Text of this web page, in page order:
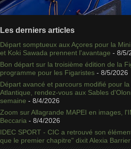
Les derniers articles
Départ somptueux aux Açores pour la
et Koki Sawada prennent l'avantage - 8/5/
Bon départ sur la troisième édition de la
programme pour les Figaristes - 8/5/2026
Départ avancé et parcours modifié pour
Atlantique, rendez-vous aux Sables
semaine - 8/4/2026
Zoom sur Allagrande MAPEI en images,
Beccaria - 8/4/2026
IDEC SPORT - CIC a retrouvé son
que le premier chapitre" dixit Alexia Barrier